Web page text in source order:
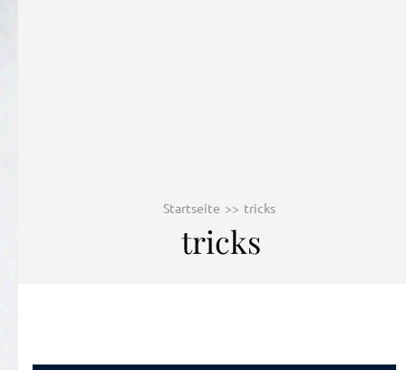
Startseite >> tricks
tricks